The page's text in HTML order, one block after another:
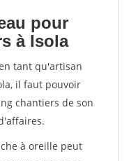
pour
à Isola
tant qu'artisan
il faut pouvoir
chantiers de son
à oreille peut